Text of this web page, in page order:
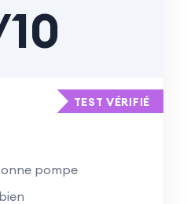
pompe
TEST VÉRIFIÉ